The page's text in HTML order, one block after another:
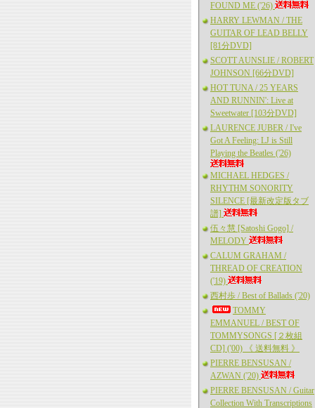
FOUND ME ('26)
HARRY LEWMAN / THE
GUITAR OF LEAD BELLY
[81分DVD]
SCOTT AUNSLIE / ROBERT
JOHNSON [66分DVD]
HOT TUNA / 25 YEARS
AND RUNNIN': Live at
Sweetwater [103分DVD]
LAURENCE JUBER / I've
Got A Feeling: LJ is Still
Playing the Beatles ('26)
MICHAEL HEDGES /
RHYTHM SONORITY
SILENCE [最新改定版タブ
譜]
伍々慧 [Satoshi Gogo] /
MELODY
CALUM GRAHAM /
THREAD OF CREATION
('19)
西村歩 / Best of Ballads ('20)
TOMMY
EMMANUEL / BEST OF
TOMMYSONGS [２枚組
CD] ('00) 《 送料無料 》
PIERRE BENSUSAN /
AZWAN ('20)
PIERRE BENSUSAN / Guitar
Collection With Transcriptions